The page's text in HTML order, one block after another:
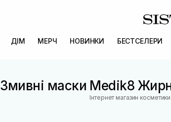
ДІМ МЕРЧ НОВИНКИ БЕСТСЕЛЕРИ
Змивні маски Medik8
Інтернет магазин косметики